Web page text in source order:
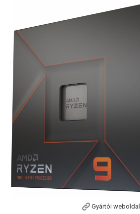
Gyártói weboldal